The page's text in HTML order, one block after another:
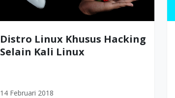
Distro Linux Khusus Hacking
Selain Kali Linux
14 Februari 2018